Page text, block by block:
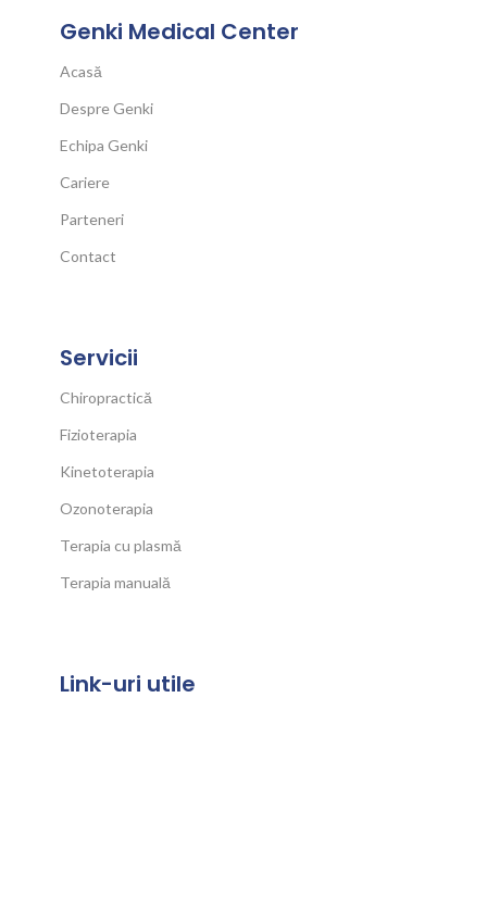
Genki Medical Center
Acasă
Despre Genki
Echipa Genki
Cariere
Parteneri
Contact
Servicii
Chiropractică
Fizioterapia
Kinetoterapia
Ozonoterapia
Terapia cu plasmă
Terapia manuală
Link-uri utile